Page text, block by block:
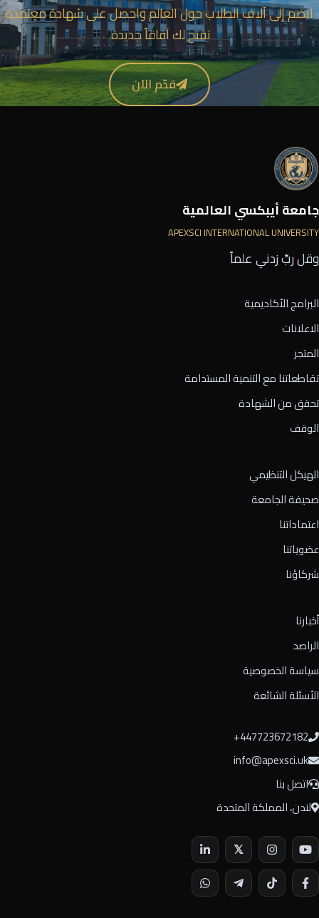
انضم إلى آلاف الطلاب حول العالم واحصل على شهادة معتمدة
تفتح لك آفاقاً جديدة.
قدّم الآن
جامعة أيبكسي العالمية
APEXSCI INTERNATIONAL UNIVERSITY
وقل ربِّ زدني علماً
البرامج الأكاديمية
الاعلانات
المتجر
تقاطعاتنا مع التنمية المستدامة
تحقق من الشهادة
الوقف
الهيكل التنظيمي
صحيفة الجامعة
اعتماداتنا
عضوياتنا
شركاؤنا
أخبارنا
الراصد
سياسة الخصوصية
الأسئلة الشائعة
⁦+447723672182⁩
info@apexsci.uk
اتصل بنا
لندن، المملكة المتحدة
𝕏